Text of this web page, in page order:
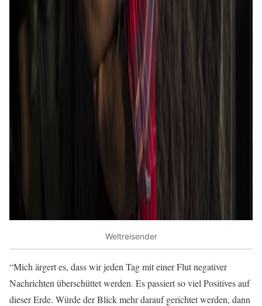
Weltreisender
“Mich ärgert es, dass wir jeden Tag mit einer Flut negativer
Nachrichten überschüttet werden. Es passiert so viel Positives auf
dieser Erde. Würde der Blick mehr darauf gerichtet werden, dann